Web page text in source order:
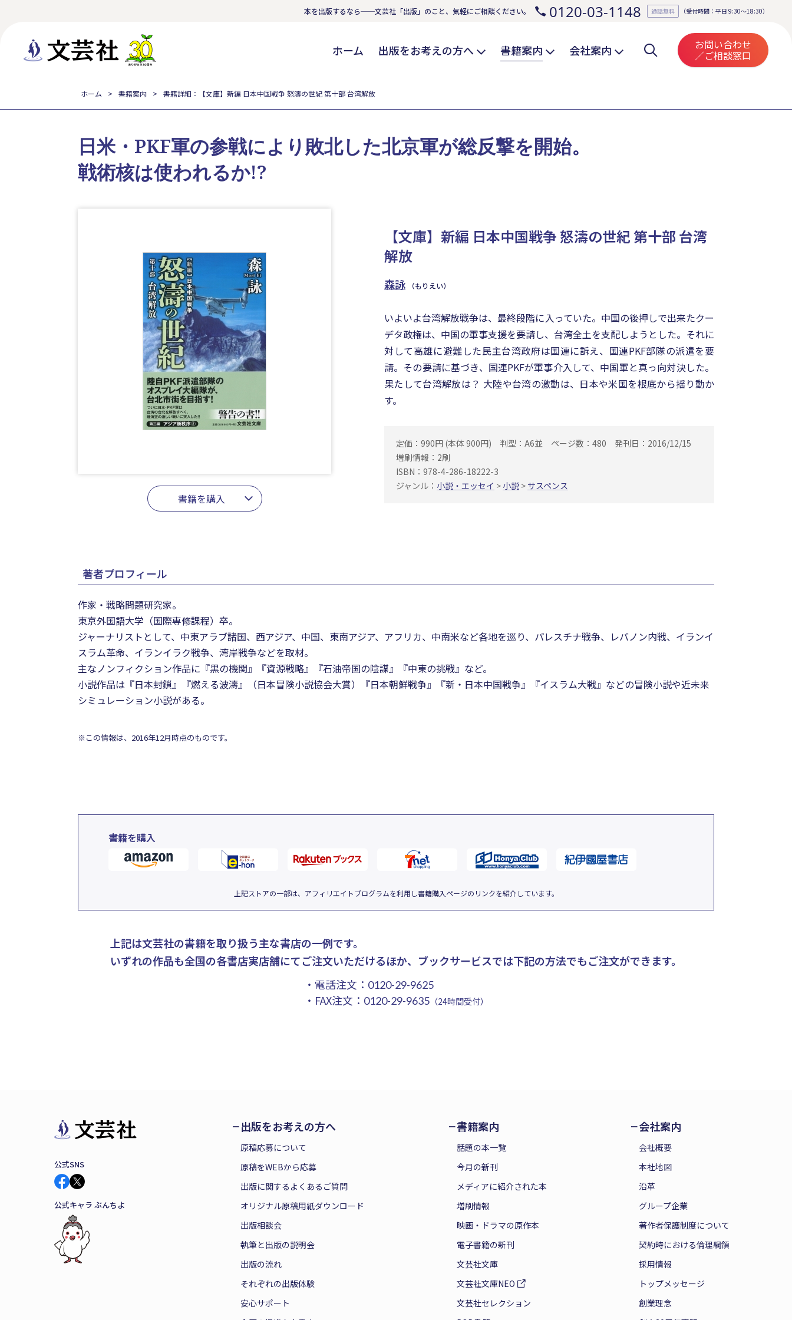
本を出版するなら──文芸社「出版」のこと、気軽にご相談ください。 0120-03-1148 通話無料 （受付時間：平日 9:30～18:30）
ホーム 出版をお考えの方へ 書籍案内 会社案内 お問い合わせ
／ご相談窓口
ホーム 書籍案内 書籍詳細：【文庫】新編 日本中国戦争 怒濤の世紀 第十部 台湾解放
【文庫】新編 日本中国戦争 怒濤の世紀 第十部 台湾
解放
森詠 （もりえい）
書籍を購入
日米・PKF軍の参戦により敗北した北京軍が総反撃を開始。
戦術核は使われるか!?
いよいよ台湾解放戦争は、最終段階に入っていた。中国の後押しで出来たクー
デタ政権は、中国の軍事支援を要請し、台湾全土を支配しようとした。それに
対して高雄に避難した民主台湾政府は国連に訴え、国連PKF部隊の派遣を要
請。その要請に基づき、国連PKFが軍事介入して、中国軍と真っ向対決した。
果たして台湾解放は？ 大陸や台湾の激動は、日本や米国を根底から揺り動か
す。
定価：990円 (本体 900円) 判型：A6並 ページ数：480
発刊日：2016/12/15
増刷情報：2刷
ISBN：978-4-286-18222-3
ジャンル： 小説・エッセイ > 小説 > サスペンス
著者プロフィール
作家・戦略問題研究家。
東京外国語大学（国際専修課程）卒。
ジャーナリストとして、中東アラブ諸国、西アジア、中国、東南アジア、アフリカ、中南米など各地を巡り、パレスチナ戦争、レバノン内戦、イランイ
スラム革命、イランイラク戦争、湾岸戦争などを取材。
主なノンフィクション作品に『黒の機関』『資源戦略』『石油帝国の陰謀』『中東の挑戦』など。
小説作品は『日本封鎖』『燃える波濤』（日本冒険小説協会大賞）『日本朝鮮戦争』『新・日本中国戦争』『イスラム大戦』などの冒険小説や近未来
シミュレーション小説がある。
※この情報は、2016年12月時点のものです。
書籍を購入
上記ストアの一部は、アフィリエイトプログラムを利用し書籍購入ページのリンクを紹介しています。
上記は文芸社の書籍を取り扱う主な書店の一例です。
いずれの作品も全国の各書店実店舗にてご注文いただけるほか、ブックサービスでは下記の方法でもご注文ができます。
・電話注文： 0120-29-9625
・FAX注文： 0120-29-9635（24時間受付）
公式SNS
公式キャラ ぶんちよ
出版をお考えの方へ
原稿応募について
原稿をWEBから応募
出版に関するよくあるご質問
オリジナル原稿用紙ダウンロード
出版相談会
執筆と出版の説明会
出版の流れ
それぞれの出版体験
安心サポート
書籍案内
話題の本一覧
今月の新刊
メディアに紹介された本
増刷情報
映画・ドラマの原作本
電子書籍の新刊
文芸社文庫
文芸社文庫NEO
文芸社セレクション
会社案内
会社概要
本社地図
沿革
グループ企業
著作者保護制度について
契約時における倫理綱領
採用情報
トップメッセージ
創業理念